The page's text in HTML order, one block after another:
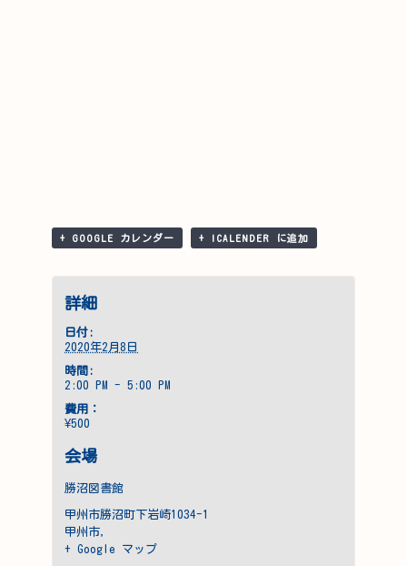
+ GOOGLE カレンダー + ICALENDER に追加
詳細
日付:
2020年2月8日
時間:
2:00 PM - 5:00 PM
費用：
¥500
会場
勝沼図書館
甲州市勝沼町下岩崎1034-1
甲州市,
+ Google マップ